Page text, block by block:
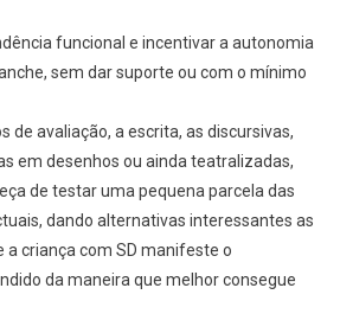
funcional e incentivar a autonomia
sem dar suporte ou com o mínimo
de avaliação, a escrita, as discursivas,
em desenhos ou ainda teatralizadas,
de testar uma pequena parcela das
dando alternativas interessantes as
a criança com SD manifeste o
da maneira que melhor consegue